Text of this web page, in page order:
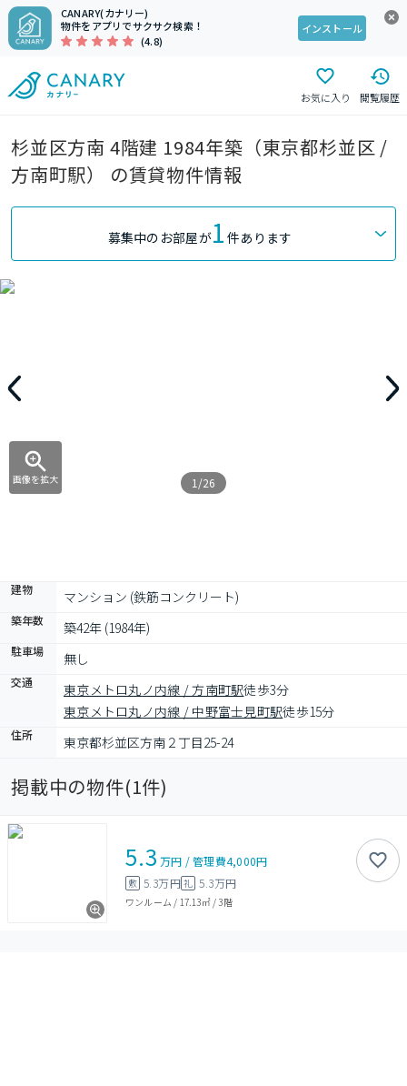
CANARY(カナリー)
物件をアプリでサクサク検索！
(4.8)
インストール
お気に入り 閲覧履歴
杉並区方南 4階建 1984年築（東京都杉並区 /
方南町駅） の賃貸物件情報
募集中のお部屋が1 件あります
画像を拡大 1/26
建物 マンション (鉄筋コンクリート)
築年数 築42年 (1984年)
駐車場 無し
交通 東京メトロ丸ノ内線 / 方南町駅徒歩3分
東京メトロ丸ノ内線 / 中野富士見町駅徒歩15分
住所 東京都杉並区方南２丁目25-24
掲載中の物件(1件)
5.3 万円 /管理費4,000円
敷 5.3万円礼 5.3万円
ワンルーム / 17.13㎡/3階